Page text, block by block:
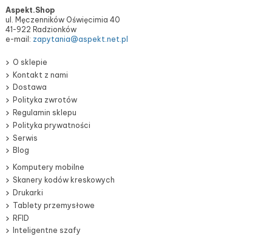
Aspekt.Shop
ul. Męczenników Oświęcimia 40
41-922 Radzionków
e-mail: zapytania@aspekt.net.pl
O sklepie
Kontakt z nami
Dostawa
Polityka zwrotów
Regulamin sklepu
Polityka prywatności
Serwis
Blog
Komputery mobilne
Skanery kodów kreskowych
Drukarki
Tablety przemysłowe
RFID
Inteligentne szafy